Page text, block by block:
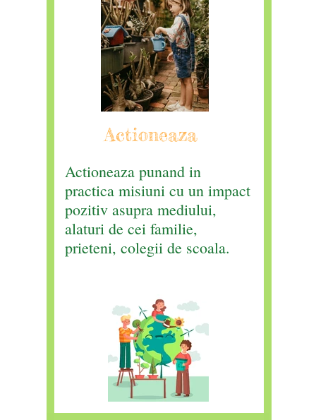
Actioneaza punand in
practica misiuni cu un impact
pozitiv asupra mediului,
alaturi de cei familie,
prieteni, colegii de scoala.
Actioneaza